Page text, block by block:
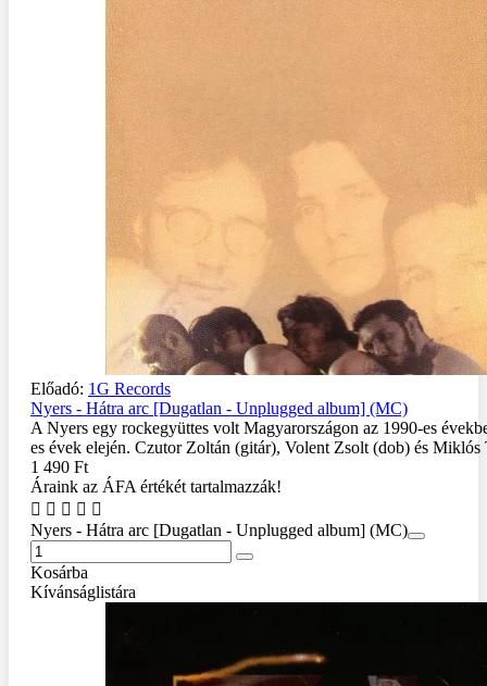
Előadó: 1G Records
Nyers - Hátra arc [Dugatlan - Unplugged album] (MC)
A Nyers egy rockegyüttes volt Magyarországon az 1990-es
es évek elején. Czutor Zoltán (gitár), Volent Zsolt (dob) és Miklós
1 490 Ft
Áraink az ÁFA értékét tartalmazzák!
Nyers - Hátra arc [Dugatlan - Unplugged album] (MC)
Kosárba
Kívánságlistára